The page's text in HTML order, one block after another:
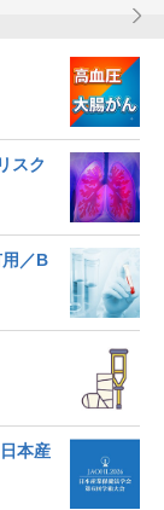
スク
／B
本産